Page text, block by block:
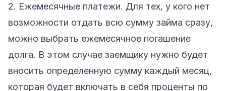
2. Ежемесячные платежи. Для тех, у кого нет
возможности отдать всю сумму займа сразу,
можно выбрать ежемесячное погашение
долга. В этом случае заемщику нужно будет
вносить определенную сумму каждый месяц,
которая будет включать в себя проценты по